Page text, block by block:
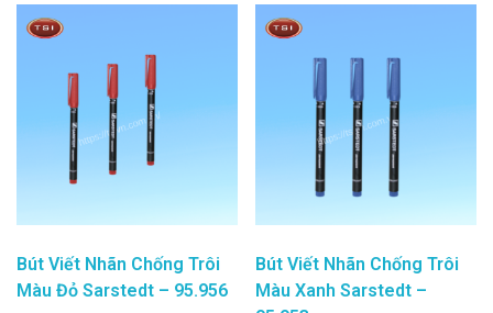
Bút Viết Nhãn Chống Trôi
Màu Đỏ Sarstedt – 95.956
Bút Viết Nhãn Chống Trôi
Màu Xanh Sarstedt –